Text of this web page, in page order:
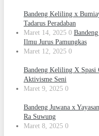
Bandeng Keliling x
Tadarus Peradaban
Maret 14, 2025 0
Ilmu Jurus Pamungkas
Maret 12, 2025 0
Bandeng Keliling X Spasi
Aktivisme Seni
Maret 9, 2025 0
Bandeng Juwana x
Ra Suwung
Maret 8, 2025 0